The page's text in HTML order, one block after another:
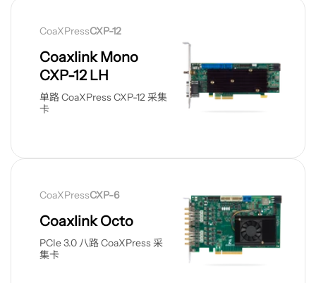
查
CoaXPressCXP-12
Coaxlink Mono
CXP-12 LH
单路 CoaXPress CXP-12 采集
卡
查
CoaXPressCXP-6
Coaxlink Octo
PCIe 3.0 八路 CoaXPress 采
集卡